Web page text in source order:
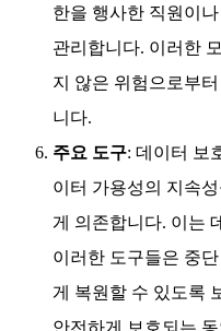
한을 행사한 직원이
관리합니다. 이러한
지 않은 위험으로부
니다.
주요 도구: 데이터 보
이터 가용성의 지속
게 의존합니다. 이는
이러한 도구들은 중
게 복원할 수 있도록